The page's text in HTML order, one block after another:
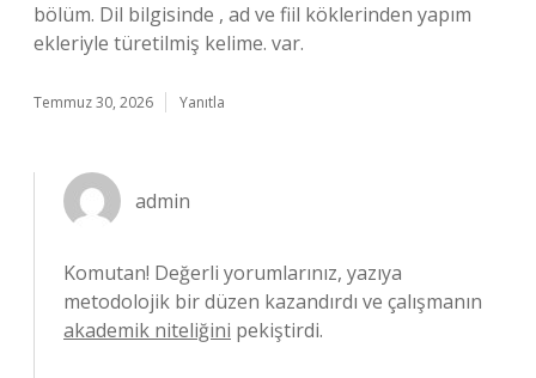
bölüm. Dil bilgisinde , ad ve fiil köklerinden yapım
ekleriyle türetilmiş kelime. var.
Temmuz 30, 2026 Yanıtla
admin
Komutan! Değerli yorumlarınız, yazıya
metodolojik bir düzen kazandırdı ve çalışmanın
akademik niteliğini pekiştirdi.